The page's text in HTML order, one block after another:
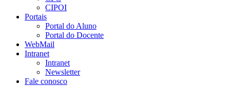
CIPOI
Portais
Portal do Aluno
Portal do Docente
WebMail
Intranet
Intranet
Newsletter
Fale conosco